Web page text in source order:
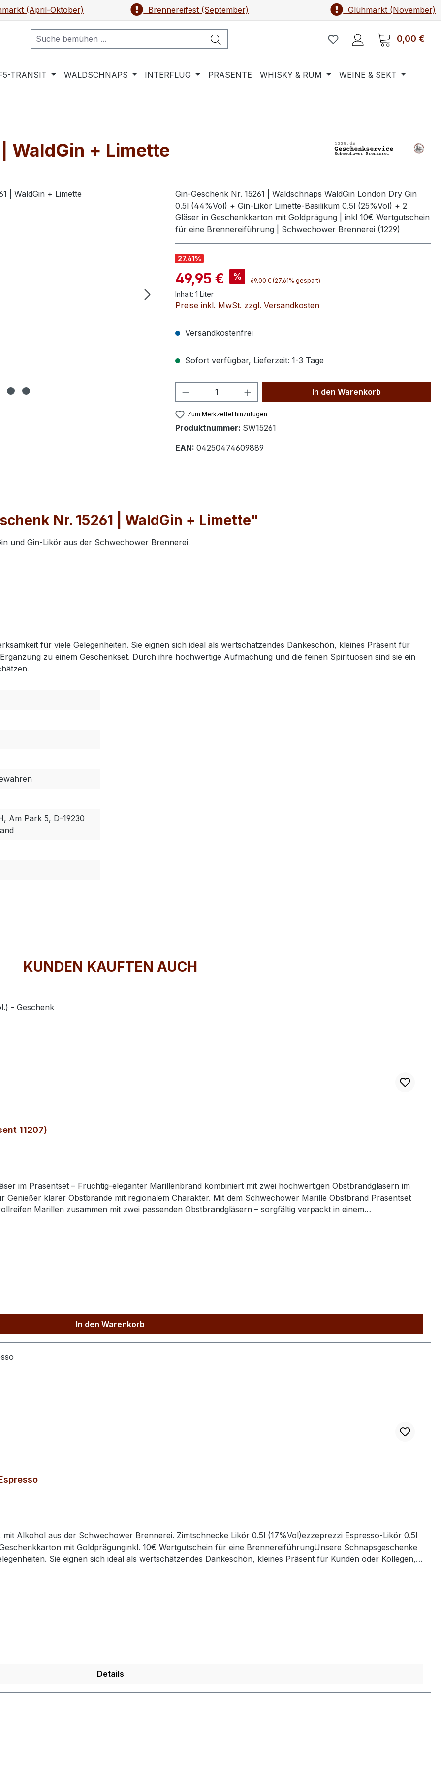
(April-Oktober) Brennereifest (September) Glühmarkt (November)
0,00 €
TRANSIT WALDSCHNAPS INTERFLUG PRÄSENTE WHISKY & RUM
WEINE & SEKT
WaldGin + Limette
Gin-Geschenk Nr. 15261 | Waldschnaps WaldGin London Dry Gin
0.5l (44%Vol) + Gin-Likör Limette-Basilikum 0.5l (25%Vol) + 2
Gläser in Geschenkkarton mit Goldprägung | inkl 10€ Wertgutschein
für eine Brennereiführung | Schwechower Brennerei (1229)
27.61%
Verkaufspreis:
49,95 € % Regulärer Preis:
69,00 € (27.61% gespart)
Inhalt: 1 Liter
Preise inkl. MwSt. zzgl. Versandkosten
Versandkostenfrei
Sofort verfügbar, Lieferzeit: 1-3 Tage
Produkt Anzahl: Gib den gewünschten Wert
In den Warenkorb
Zum Merkzettel hinzufügen
Produktnummer: SW15261
EAN: 04250474609889
Nr. 15261 | WaldGin + Limette"
und Gin-Likör aus der Schwechower Brennerei.
für viele Gelegenheiten. Sie eignen sich ideal als wertschätzendes Dankeschön, kleines Präsent für
zu einem Geschenkset. Durch ihre hochwertige Aufmachung und die feinen Spirituosen sind sie ein
Am Park 5, D-19230
KUNDEN KAUFTEN AUCH
11207)
im Präsentset – Fruchtig‑eleganter Marillenbrand kombiniert mit zwei hochwertigen Obstbrandgläsern im
mit regionalem Charakter. Mit dem Schwechower Marille Obstbrand Präsentset
Anlässe – das Schwechower Marille Obstbrand Präsentset vereint fruchtige Eleganz und hochwertige Präsentation in einem besonderen Paket.
In den Warenkorb
mit Alkohol aus der Schwechower Brennerei. Zimtschnecke Likör 0.5l (17%Vol)ezzeprezzi Espresso-Likör 0.5l
mit Goldprägunginkl. 10€ Wertgutschein für eine BrennereiführungUnsere Schnapsgeschenke
Sie eignen sich ideal als wertschätzendes Dankeschön, kleines Präsent für Kunden oder Kollegen,
Details